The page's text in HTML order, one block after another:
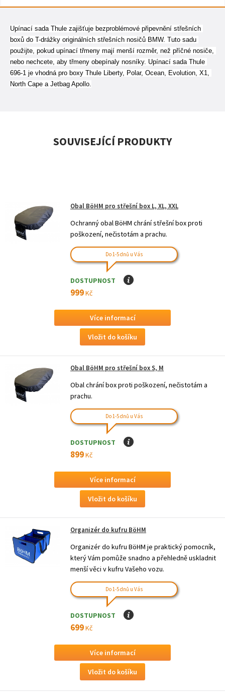
Upínací sada Thule zajišťuje bezproblémové připevnění střešních
boxů do T-drážky originálních střešních nosičů BMW. Tuto sadu
použijte, pokud upínací třmeny mají menší rozměr, než příčné nosiče,
nebo nechcete, aby třmeny obepínaly nosníky. Upínací sada Thule
696-1 je vhodná pro boxy Thule Liberty, Polar, Ocean, Evolution, X1,
North Cape a Jetbag Apollo.
SOUVISEJÍCÍ PRODUKTY
Obal BöHM pro střešní box L, XL, XXL
Ochranný obal BöHM chrání střešní box proti
poškození, nečistotám a prachu.
Do 1-5 dnů u Vás
DOSTUPNOST I
999Kč
Více informací
Obal BöHM pro střešní box S, M
Obal chrání box proti poškození, nečistotám a
prachu.
Do 1-5 dnů u Vás
DOSTUPNOST I
899Kč
Více informací
Organizér do kufru BöHM
Organizér do kufru BöHM je praktický pomocník,
který Vám pomůže snadno a přehledně uskladnit
menší věci v kufru Vašeho vozu.
Do 1-5 dnů u Vás
DOSTUPNOST I
699Kč
Více informací